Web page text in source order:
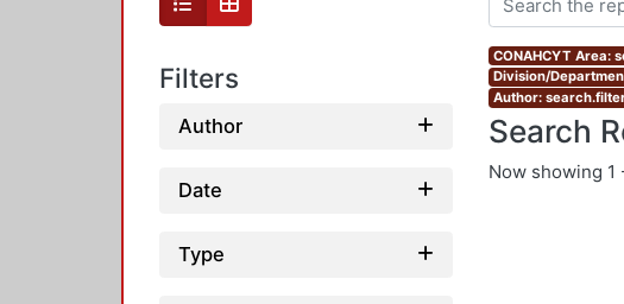
Filters
Author
Date
Type
CONAHCYT Area:
Division/
Author:
Search
Now showing 1